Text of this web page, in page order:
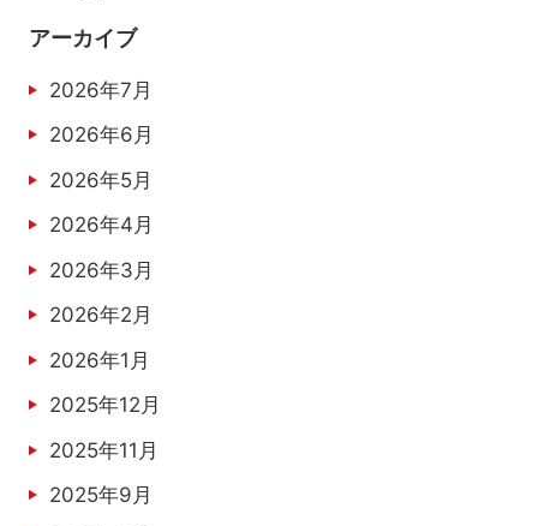
アーカイブ
2026年7月
2026年6月
2026年5月
2026年4月
2026年3月
2026年2月
2026年1月
2025年12月
2025年11月
2025年9月